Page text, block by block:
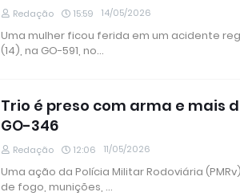
Redação 15:59 14/05/2026
Uma mulher ficou ferida em um acidente
(14), na GO-591, no…
Trio é preso com arma e mais
GO-346
Redação 12:06 11/05/2026
Uma ação da Polícia Militar Rodoviária
de fogo, munições, …